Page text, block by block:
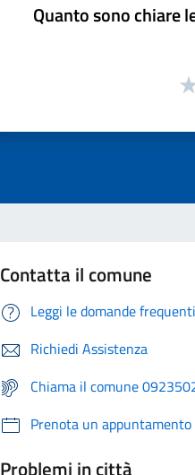
Quanto sono chiare
Contatta il comune
Leggi le domande frequenti
Richiedi Assistenza
Chiama il comune
Prenota un appuntamento
Problemi in città